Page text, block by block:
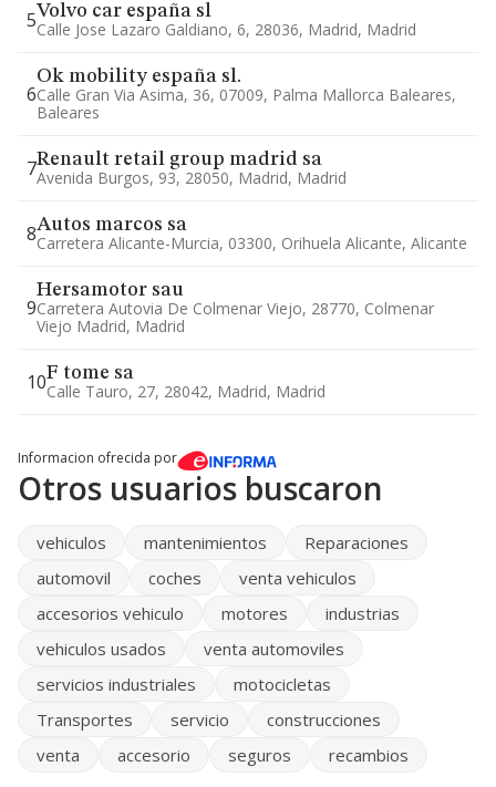
5Volvo car españa sl
Calle Jose Lazaro Galdiano, 6, 28036, Madrid, Madrid
6
Ok mobility españa sl.
Calle Gran Via Asima, 36, 07009, Palma Mallorca Baleares,
Baleares
7Renault retail group madrid sa
Avenida Burgos, 93, 28050, Madrid, Madrid
8Autos marcos sa
Carretera Alicante-Murcia, 03300, Orihuela Alicante, Alicante
9
Hersamotor sau
Carretera Autovia De Colmenar Viejo, 28770, Colmenar
Viejo Madrid, Madrid
10F tome sa
Calle Tauro, 27, 28042, Madrid, Madrid
Informacion ofrecida por
Otros usuarios buscaron
vehiculos mantenimientos
Reparaciones
automovil
coches
venta vehiculos
accesorios vehiculo
motores
industrias
vehiculos usados
venta automoviles
servicios industriales
motocicletas
Transportes
servicio
construcciones
venta
accesorio seguros recambios